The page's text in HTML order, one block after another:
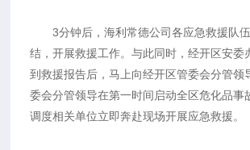
3分钟后，海利常德公司各应急救援队
结，开展救援工作。与此同时，经开区安委
到救援报告后，马上向经开区管委会分管领
委会分管领导在第一时间启动全区危化品事
调度相关单位立即奔赴现场开展应急救援。